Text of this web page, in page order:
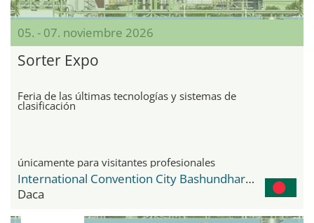
05. - 07. noviembre 2026
Sorter Expo
Feria de las últimas tecnologías y sistemas de
clasificación
únicamente para visitantes profesionales
International Convention City Bashundhara - ICCB
Daca